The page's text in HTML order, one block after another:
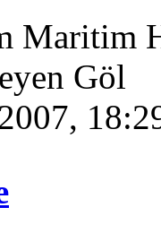
Maritim
Göl